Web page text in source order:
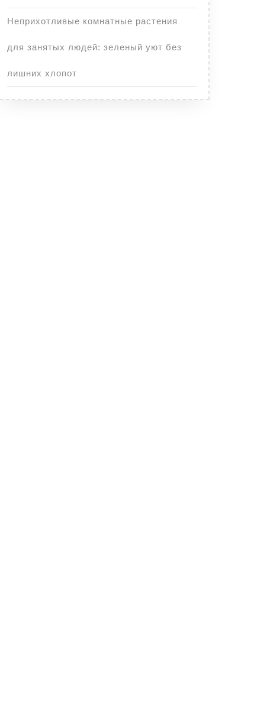
Неприхотливые комнатные растения
для занятых людей: зеленый уют без
лишних хлопот